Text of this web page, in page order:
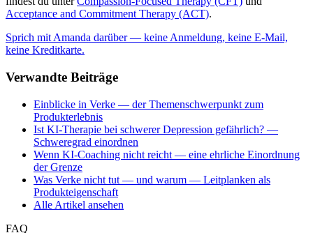
Acceptance and Commitment Therapy (ACT).
Sprich mit Amanda darüber — keine Anmeldung, keine E-Mail,
keine Kreditkarte.
Verwandte Beiträge
Einblicke in Verke — der Themenschwerpunkt zum
Produkterlebnis
Ist KI-Therapie bei schwerer Depression gefährlich? —
Schweregrad einordnen
Wenn KI-Coaching nicht reicht — eine ehrliche Einordnung
der Grenze
Was Verke nicht tut — und warum — Leitplanken als
Produkteigenschaft
Alle Artikel ansehen
FAQ